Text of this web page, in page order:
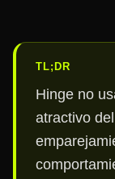
TL;DR
Hinge no
atractivo